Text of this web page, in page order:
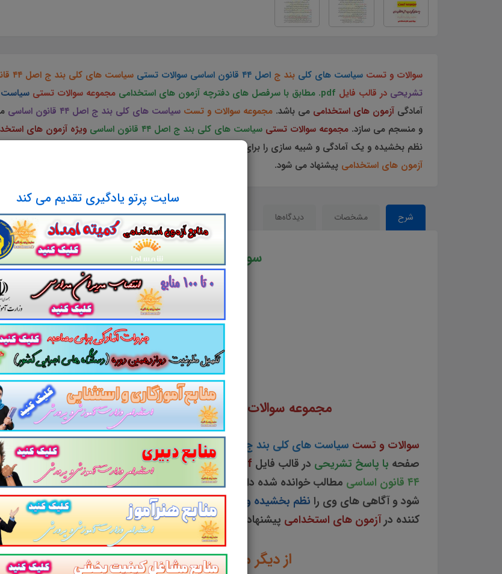
سایت پرتو یادگیری تقدیم می کند
سوالات و تست سیاست های کلی بند ج اصل ۴۴ قانون اساسی سوالات تستی سیاست های کلی بند ج اصل ۴۴ قانون اساسی
تشریحی در قالب فایل pdf. مطابق با سرفصل های دفترچه آزمون های استخدامی مجموعه سوالات تستی سیاست
آمادگی آزمون های استخدامی می باشد. مجموعه سوالات و تست سیاست های کلی بند ج اصل ۴۴ قانون اساسی
و منسجم می سازد. مجموعه سوالات تستی سیاست های کلی بند ج اصل ۴۴ قانون اساسی ویژه آزمون های
نظم بخشیده و یک آمادگی و شبیه سازی را برای جلسه آزمون به همراه دارد. مطالعه
مجموعه سوالات و تست
آزمون های استخدامی پیشنهاد می شود.
شرح مشخصات دیدگاه‌ها
سوالات و تستسیاست های کلیبند جاصل ۴۴ قانون اساسی
ویژه آزمون های استخدامی
اساسی تست چهار جوابی از نکات کلیدی سیاست های کلی بند ج اصل ۴۴ قانون اساسی نکات طلایی سیاست های کلی بند ج اصل ۴۴ قانون اساسی برای آزمون استخدامی دانلود رایگان سوالات تستی سیاست های کلی بند ج اصل ۴۴ قانون اساسی
مجموعه سوالات و تستسیاست های کلیبند جاصل ۴۴ قانون اساسی
سوالات و تست سیاست های کلی بند ج اصل ۴۴ قانون اساسی سیاست های کلی بند ج اصل ۴۴
صفحه با پاسخ تشریحی در قالب فایل pdf . بهترین منبع برای آزمون های استخدامی می باشد.
۴۴ قانون اساسی
مطالب خوانده شده داوطلبین آزمون استخدامی را نظم بخشیده و منسجم می
شود و آگاهی های وی را نظم بخشیده و یک آمادگی و شبیه سازی را برای جلسه آزمون به همراه
کننده درآزمون های استخدامی پیشنهاد می شود.
از دیگر منابع آزمون استخدامی در سایت پرتو